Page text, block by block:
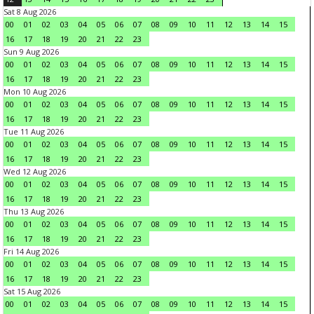
Sat 8 Aug 2026
00
01 02 03 04 05 06 07 08 09 10 11 12 13 14
15
16
17 18 19 20 21 22
23
Sun 9 Aug 2026
00
01 02 03 04 05 06 07 08 09 10 11 12 13 14
15
16
17 18 19 20 21 22
23
Mon 10 Aug 2026
00
01 02 03 04 05 06 07 08 09 10 11 12 13 14
15
16
17 18 19 20 21 22
23
Tue 11 Aug 2026
00
01 02 03 04 05 06 07 08 09 10 11 12 13 14
15
16
17 18 19 20 21 22
23
Wed 12 Aug 2026
00
01 02 03 04 05 06 07 08 09 10 11 12 13 14
15
16
17 18 19 20 21 22
23
Thu 13 Aug 2026
00
01 02 03 04 05 06 07 08 09 10 11 12 13 14
15
16
17 18 19 20 21 22
23
Fri 14 Aug 2026
00
01 02 03 04 05 06 07 08 09 10 11 12 13 14
15
16
17 18 19 20 21 22
23
Sat 15 Aug 2026
00
01 02 03 04 05 06 07 08 09 10 11 12 13 14
15